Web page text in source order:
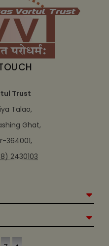
Trust
Talao,
Ghat,
364001,
2430103